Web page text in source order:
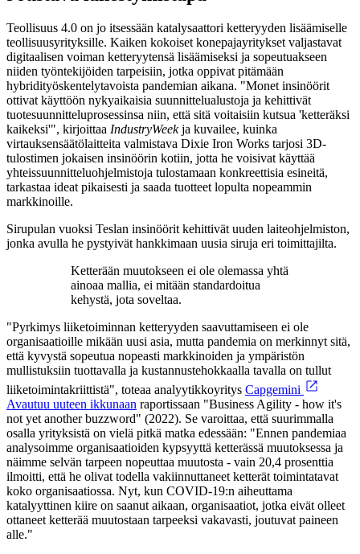
Teollisuus 4.0 on jo itsessään katalysaattori ketteryyden lisäämiselle
teollisuusyrityksille. Kaiken kokoiset konepajayritykset valjastavat
digitaalisen voiman ketteryytensä lisäämiseksi ja sopeutuakseen
niiden työntekijöiden tarpeisiin, jotka oppivat pitämään
hybridityöskentelytavoista pandemian aikana. "Monet insinöörit
ottivat käyttöön nykyaikaisia suunnittelualustoja ja kehittivät
tuotesuunnitteluprosessinsa niin, että sitä voitaisiin kutsua 'ketteräksi
kaikeksi'", kirjoittaa IndustryWeekja kuvailee, kuinka
virtauksensäätölaitteita valmistava Dixie Iron Works tarjosi 3D-
tulostimen jokaisen insinöörin kotiin, jotta he voisivat käyttää
yhteissuunnitteluohjelmistoja tulostamaan konkreettisia esineitä,
tarkastaa ideat pikaisesti ja saada tuotteet lopulta nopeammin
markkinoille.
Sirupulan vuoksi Teslan insinöörit kehittivät uuden laiteohjelmiston,
jonka avulla he pystyivät hankkimaan uusia siruja eri toimittajilta.
Ketterään muutokseen ei ole olemassa yhtä
ainoaa mallia, ei mitään standardoitua
kehystä, jota soveltaa.
"Pyrkimys liiketoiminnan ketteryyden saavuttamiseen ei ole
organisaatioille mikään uusi asia, mutta pandemia on merkinnyt sitä,
että kyvystä sopeutua nopeasti markkinoiden ja ympäristön
mullistuksiin tuottavalla ja kustannustehokkaalla tavalla on tullut
liiketoimintakriittistä", toteaa analyytikkoyritys Capgemini
Avautuu uuteen ikkunaan raportissaan "Business Agility - how it's
not yet another buzzword" (2022). Se varoittaa, että suurimmalla
osalla yrityksistä on vielä pitkä matka edessään: "Ennen pandemiaa
analysoimme organisaatioiden kypsyyttä ketterässä muutoksessa ja
näimme selvän tarpeen nopeuttaa muutosta - vain 20,4 prosenttia
ilmoitti, että he olivat todella vakiinnuttaneet ketterät toimintatavat
koko organisaatiossa. Nyt, kun COVID-19:n aiheuttama
katalyyttinen kiire on saanut aikaan, organisaatiot, jotka eivät olleet
ottaneet ketterää muutostaan tarpeeksi vakavasti, joutuvat paineen
alle."